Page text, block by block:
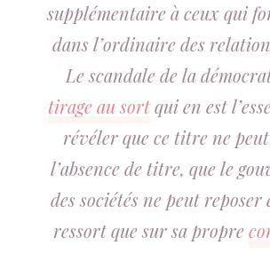
supplémentaire à ceux qui
dans l’ordinaire des
Le scandale de la
tirage au sortqui en est
révéler que ce titre ne
l’absence de titre, que le
des sociétés ne peut
ressort que sur sa propre